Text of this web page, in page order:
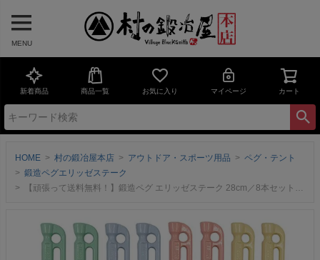
MENU
新着商品 商品一覧 お気に入り マイページ カート
HOME 村の鍛冶屋本店 アウトドア・スポーツ用品
ペグ・テント
鍛造ペグエリッゼステーク
【頑張って送料無料！】鍛造ペグ エリッゼステーク 28cm／8本セット◆パステルカラー粉体塗装＜MK-280PC×8＞タープやテント、フラワーアーチの固定に。S55Cの1本物！新色パステルカラー！500セット限定